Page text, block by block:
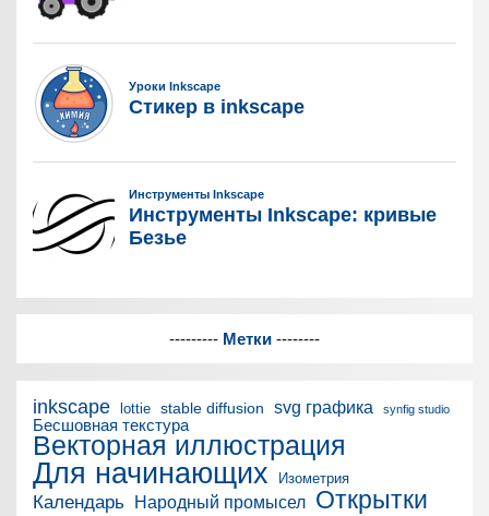
--------- Метки --------
inkscape lottie stable diffusion svg графика synfig studio
Бесшовная текстура
Векторная иллюстрация
Для начинающих Изометрия
Календарь Народный промысел Открытки